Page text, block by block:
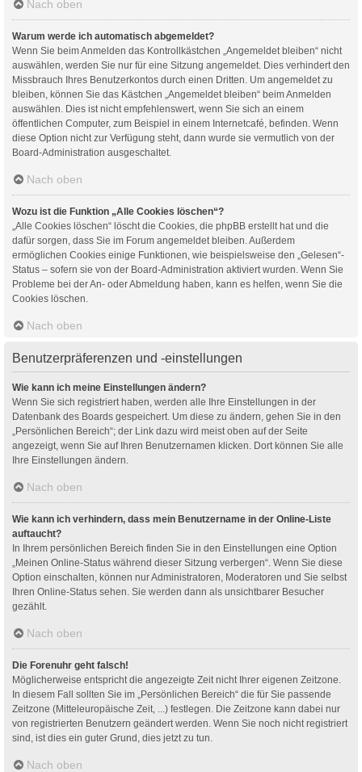
Nach oben
Warum werde ich automatisch abgemeldet?
Wenn Sie beim Anmelden das Kontrollkästchen „Angemeldet bleiben“ nicht
auswählen, werden Sie nur für eine Sitzung angemeldet. Dies verhindert den
Missbrauch Ihres Benutzerkontos durch einen Dritten. Um angemeldet zu
bleiben, können Sie das Kästchen „Angemeldet bleiben“ beim Anmelden
auswählen. Dies ist nicht empfehlenswert, wenn Sie sich an einem
öffentlichen Computer, zum Beispiel in einem Internetcafé, befinden. Wenn
diese Option nicht zur Verfügung steht, dann wurde sie vermutlich von der
Board-Administration ausgeschaltet.
Nach oben
Wozu ist die Funktion „Alle Cookies löschen“?
„Alle Cookies löschen“ löscht die Cookies, die phpBB erstellt hat und die
dafür sorgen, dass Sie im Forum angemeldet bleiben. Außerdem
ermöglichen Cookies einige Funktionen, wie beispielsweise den „Gelesen“-
Status – sofern sie von der Board-Administration aktiviert wurden. Wenn Sie
Probleme bei der An- oder Abmeldung haben, kann es helfen, wenn Sie die
Cookies löschen.
Nach oben
Benutzerpräferenzen und -einstellungen
Wie kann ich meine Einstellungen ändern?
Wenn Sie sich registriert haben, werden alle Ihre Einstellungen in der
Datenbank des Boards gespeichert. Um diese zu ändern, gehen Sie in den
„Persönlichen Bereich“; der Link dazu wird meist oben auf der Seite
angezeigt, wenn Sie auf Ihren Benutzernamen klicken. Dort können Sie alle
Ihre Einstellungen ändern.
Nach oben
Wie kann ich verhindern, dass mein Benutzername in der Online-Liste
auftaucht?
In Ihrem persönlichen Bereich finden Sie in den Einstellungen eine Option
„Meinen Online-Status während dieser Sitzung verbergen“. Wenn Sie diese
Option einschalten, können nur Administratoren, Moderatoren und Sie selbst
Ihren Online-Status sehen. Sie werden dann als unsichtbarer Besucher
gezählt.
Nach oben
Die Forenuhr geht falsch!
Möglicherweise entspricht die angezeigte Zeit nicht Ihrer eigenen Zeitzone.
In diesem Fall sollten Sie im „Persönlichen Bereich“ die für Sie passende
Zeitzone (Mitteleuropäische Zeit, ...) festlegen. Die Zeitzone kann dabei nur
von registrierten Benutzern geändert werden. Wenn Sie noch nicht registriert
sind, ist dies ein guter Grund, dies jetzt zu tun.
Nach oben